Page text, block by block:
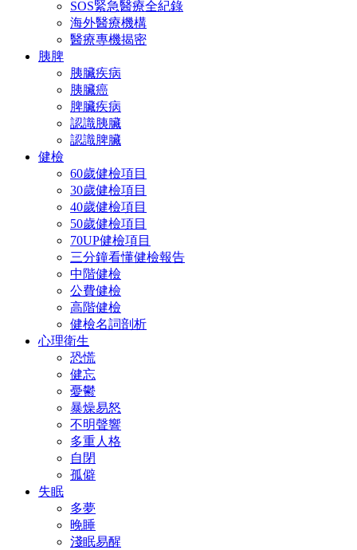
SOS緊急醫療全紀錄
海外醫療機構
醫療專機揭密
胰脾
胰臟疾病
胰臟癌
脾臟疾病
認識胰臟
認識脾臟
健檢
60歲健檢項目
30歲健檢項目
40歲健檢項目
50歲健檢項目
70UP健檢項目
三分鐘看懂健檢報告
中階健檢
公費健檢
高階健檢
健檢名詞剖析
心理衛生
恐慌
健忘
憂鬱
暴燥易怒
不明聲響
多重人格
自閉
孤僻
失眠
多夢
晚睡
淺眠易醒